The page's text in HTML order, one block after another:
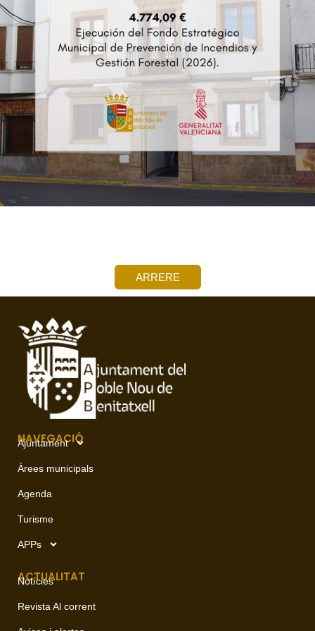
ARRERE
NAVEGACIÓ
Ajuntament
Àrees municipals
Agenda
Turisme
APPs
ACTUALITAT
Notícies
Revista Al corrent